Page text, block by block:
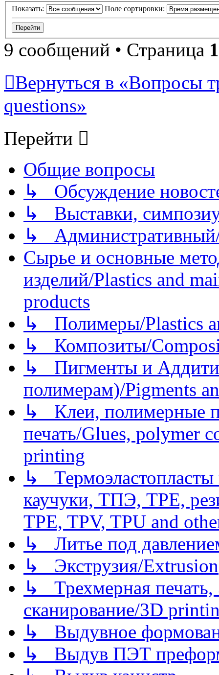
Показать: Поле сортировки:
9 сообщений • Страница 1
Вернуться в «Вопросы
questions»
Перейти
Общие вопросы
↳ Обсуждение
↳ Выставки,
↳
Сырье и основные
изделий/Plastics and
products
↳ Полимеры/Plastics
↳ Композиты/
↳ Пигменты и
полимерам)/Pigments
↳ Клеи, полимерные
печать/Glues, polymer
printing
↳
каучуки, ТПЭ, TPE,
TPE, TPV, TPU and
↳ Литье под
↳ Экструзия/Extrusion
↳ Трехмерная
сканирование/3D
↳ Выдувное
↳ Выдув ПЭТ